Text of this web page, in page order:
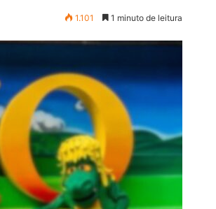
1.101 1 minuto de leitura